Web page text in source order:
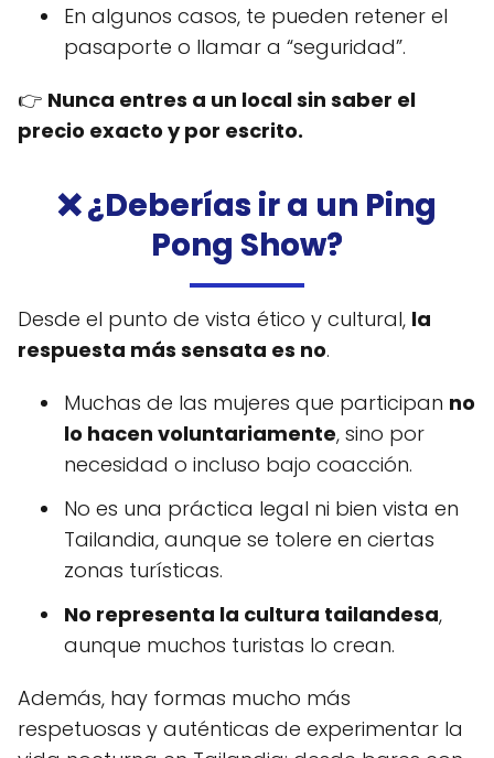
En algunos casos, te pueden retener el
pasaporte o llamar a “seguridad”.
👉 Nunca entres a un local sin saber el
precio exacto y por escrito.
❌ ¿Deberías ir a un Ping
Pong Show?
Desde el punto de vista ético y cultural, la
respuesta más sensata es no.
Muchas de las mujeres que participan no
lo hacen voluntariamente, sino por
necesidad o incluso bajo coacción.
No es una práctica legal ni bien vista en
Tailandia, aunque se tolere en ciertas
zonas turísticas.
No representa la cultura tailandesa,
aunque muchos turistas lo crean.
Además, hay formas mucho más
respetuosas y auténticas de experimentar la